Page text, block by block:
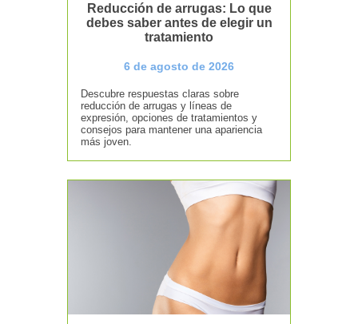
Reducción de arrugas: Lo que
debes saber antes de elegir un
tratamiento
6 de agosto de 2026
Descubre respuestas claras sobre
reducción de arrugas y líneas de
expresión, opciones de tratamientos y
consejos para mantener una apariencia
más joven.